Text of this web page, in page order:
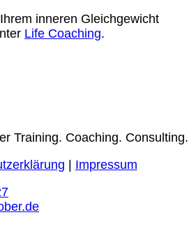
inneren Gleichgewicht
Life Coaching.
Training. Coaching. Consulting.
Impressum